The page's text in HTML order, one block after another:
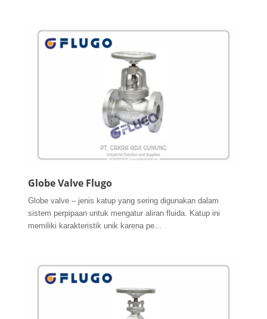
Globe Valve Flugo
Globe valve – jenis katup yang sering digunakan dalam
sistem perpipaan untuk mengatur aliran fluida. Katup ini
memiliki karakteristik unik karena pe...